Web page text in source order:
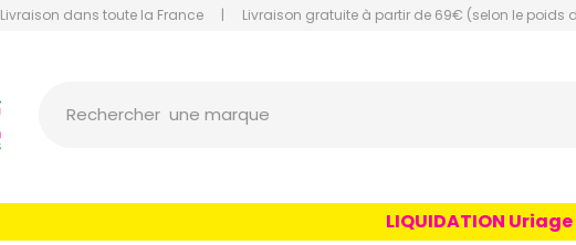
Livraison dans toute la France | Livraison gratuite à partir de 69€ (selon le poids
Rechercher un conseil
une marque
LIQUIDATION Uriage